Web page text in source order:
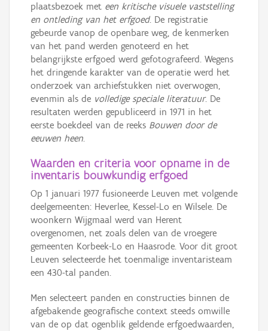
plaatsbezoek met een kritische visuele vaststelling
en ontleding van het erfgoed. De registratie
gebeurde vanop de openbare weg, de kenmerken
van het pand werden genoteerd en het
belangrijkste erfgoed werd gefotografeerd. Wegens
het dringende karakter van de operatie werd het
onderzoek van archiefstukken niet overwogen,
evenmin als de volledige speciale literatuur. De
resultaten werden gepubliceerd in 1971 in het
eerste boekdeel van de reeks Bouwen door de
eeuwen heen.
Waarden en criteria voor opname in de
inventaris bouwkundig erfgoed
Op 1 januari 1977 fusioneerde Leuven met volgende
deelgemeenten: Heverlee, Kessel-Lo en Wilsele. De
woonkern Wijgmaal werd van Herent
overgenomen, net zoals delen van de vroegere
gemeenten Korbeek-Lo en Haasrode. Voor dit groot
Leuven selecteerde het toenmalige inventaristeam
een 430-tal panden.
Men selecteert panden en constructies binnen de
afgebakende geografische context steeds omwille
van de op dat ogenblik geldende erfgoedwaarden,